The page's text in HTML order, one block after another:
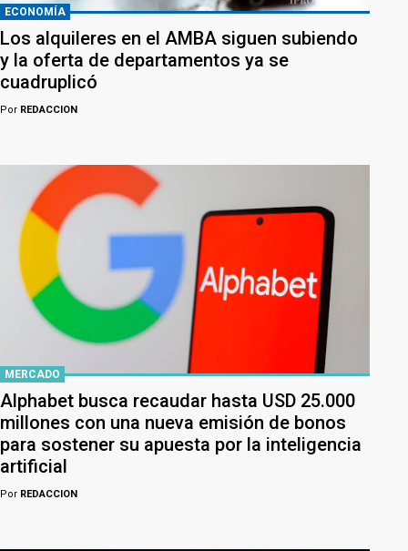
ECONOMÍA
Los alquileres en el AMBA siguen subiendo
y la oferta de departamentos ya se
cuadruplicó
Por REDACCION
MERCADO
Alphabet busca recaudar hasta USD 25.000
millones con una nueva emisión de bonos
para sostener su apuesta por la inteligencia
artificial
Por REDACCION